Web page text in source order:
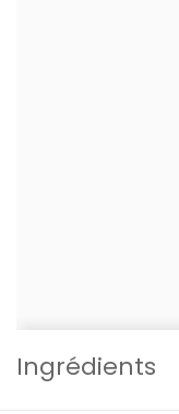
Ingrédients